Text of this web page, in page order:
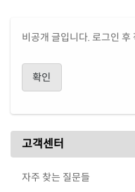
비공개 글입니다. 로그인
확인
고객센터
자주 찾는 질문들